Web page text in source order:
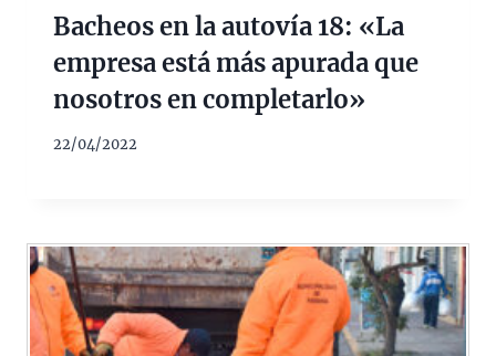
Bacheos en la autovía 18: «La
empresa está más apurada que
nosotros en completarlo»
22/04/2022